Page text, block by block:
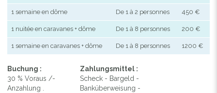
1 semaine en dôme De 1 à 2 personnes 450 €
1 nuitée en caravanes + dôme De 1 à 8 personnes 200 €
1 semaine en caravanes + dôme De 1 à 8 personnes 1200 €
Buchung :
30 % Voraus /-
Anzahlung .
Zahlungsmittel :
Scheck - Bargeld -
Banküberweisung -